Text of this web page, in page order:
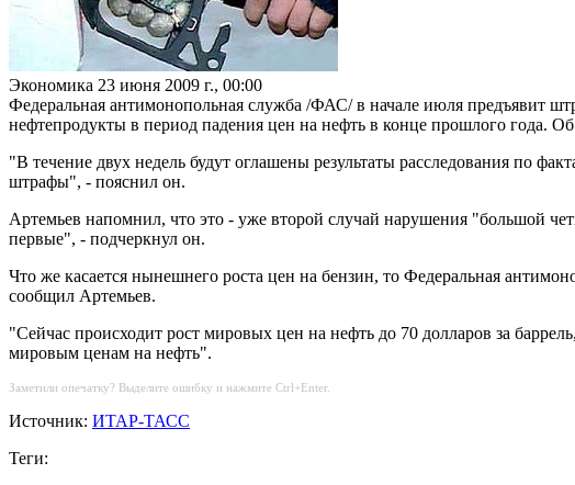
Экономика 23 июня 2009 г., 00:00
Федеральная антимонопольная служба /ФАС/ в начале июля
нефтепродукты в период падения цен на нефть в конце прошлого года.
"В течение двух недель будут оглашены результаты расследования по
штрафы", - пояснил он.
Артемьев напомнил, что это - уже второй случай нарушения "большой
первые", - подчеркнул он.
Что же касается нынешнего роста цен на бензин, то Федеральная
сообщил Артемьев.
"Сейчас происходит рост мировых цен на нефть до 70 долларов за
мировым ценам на нефть".
Заметили опечатку? Выделите ошибку и нажмите Ctrl+Enter.
Источник: ИТАР-ТАСС
Теги: